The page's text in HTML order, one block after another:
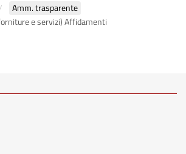
Amm. trasparente
e servizi) Affidamenti